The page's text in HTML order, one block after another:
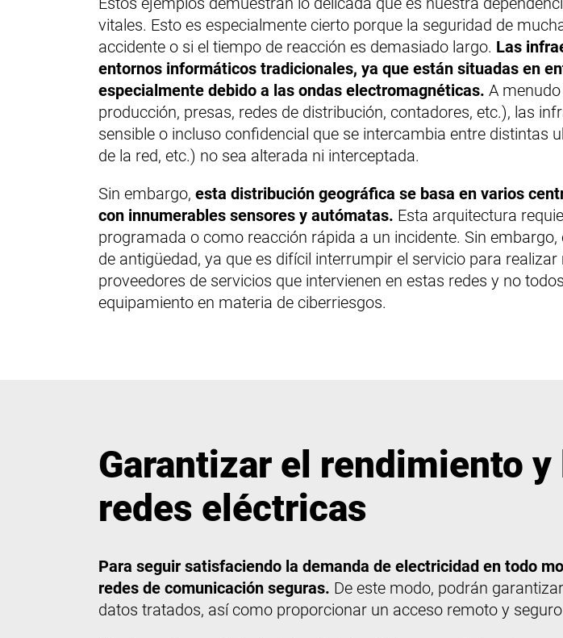
vitales. Esto es especialmente cierto porque la seguridad de
accidente o si el tiempo de reacción es demasiado largo. Las
entornos informáticos tradicionales, ya que están situadas en
especialmente debido a las ondas electromagnéticas. A
producción, presas, redes de distribución, contadores, etc.), las
sensible o incluso confidencial que se intercambia entre distintas
de la red, etc.) no sea alterada ni interceptada.
Sin embargo, esta distribución geográfica se basa en varios
con innumerables sensores y autómatas. Esta arquitectura
programada o como reacción rápida a un incidente. Sin
de antigüedad, ya que es difícil interrumpir el servicio para
proveedores de servicios que intervienen en estas redes y no
equipamiento en materia de ciberriesgos.
Garantizar el rendimiento
redes eléctricas
Para seguir satisfaciendo la demanda de electricidad en todo
redes de comunicación seguras. De este modo, podrán
datos tratados, así como proporcionar un acceso remoto y